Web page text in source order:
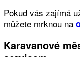
Pokud vás zajímá
můžete mrknou na
Karavanové